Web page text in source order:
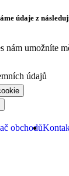
údaje z
nám umožníte
údajů
obchodů